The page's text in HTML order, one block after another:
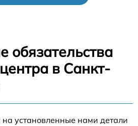
обязательства
в Санкт-
на установленные нами детали